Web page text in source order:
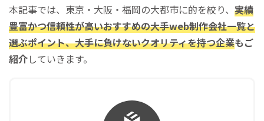
本記事では、東京・大阪・福岡の大都市に的を絞り、 実績
豊富かつ信頼性が高いおすすめの大手web制作会社一覧と
選ぶポイント、大手に負けないクオリティを持つ企業もご
紹介していきます。